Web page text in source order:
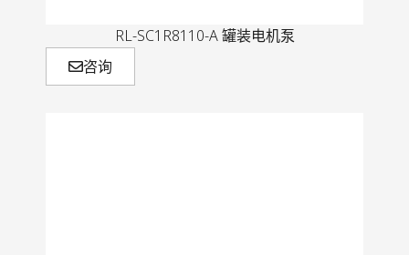
RL-SC1R8110-A 罐装电机泵
咨询